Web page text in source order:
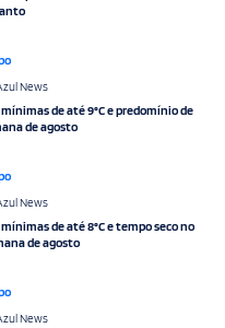
News
de até 9°C e predomínio de
de agosto
News
de até 8°C e tempo seco no
de agosto
News